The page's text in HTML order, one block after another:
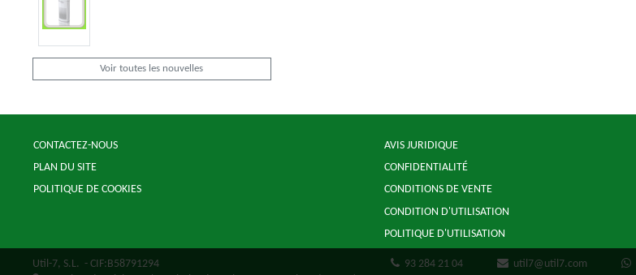
Voir toutes les nouvelles
CONTACTEZ-NOUS
PLAN DU SITE
POLITIQUE DE COOKIES
AVIS JURIDIQUE
CONFIDENTIALITÉ
CONDITIONS DE VENTE
CONDITION D'UTILISATION
POLITIQUE D'UTILISATION
Util-7, S.L. - CIF:B58791294
93 284 21 04 util7@util7.com